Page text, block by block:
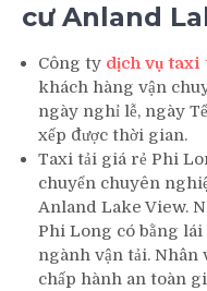
cư Anland
Công ty dịch vụ taxi
khách hàng vận
ngày nghỉ lễ, ngày
xếp được thời gian.
Taxi tải giá rẻ Phi
chuyển chuyên
Anland Lake View.
Phi Long có bằng
ngành vận tải.
chấp hành an toàn